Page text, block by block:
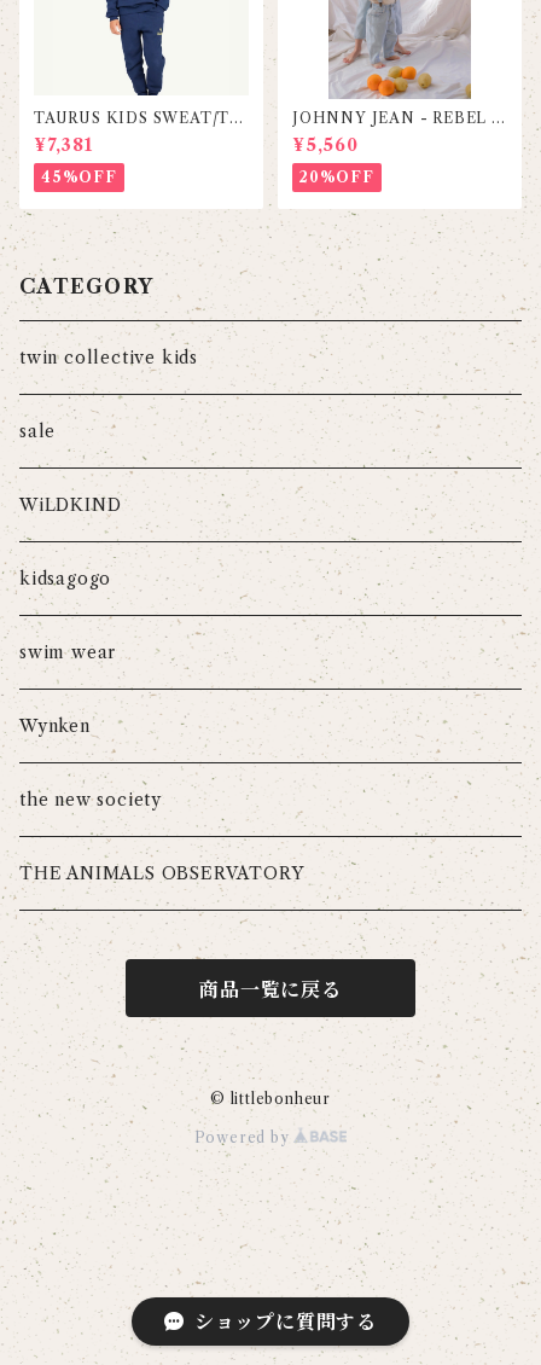
ショップに質問する
TAURUS KIDS SWEAT/TA
O
¥7,381
45%OFF
JOHNNY JEAN - REBEL B
LUE（サスペンダーセット）
¥5,560
20%OFF
CATEGORY
twin collective kids
sale
WiLDKIND
kidsagogo
swim wear
Wynken
the new society
THE ANIMALS OBSERVATORY
商品一覧に戻る
© littlebonheur
Powered by